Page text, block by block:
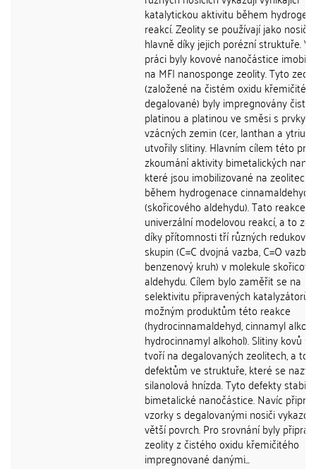
katalytickou aktivitu během
reakcí. Zeolity se používají jako nosiče
hlavně díky jejich porézní struktuře. V
práci byly kovové nanočástice
na MFI nanosponge zeolity. Tyto
(založené na čistém oxidu
degalované) byly impregnovány čistou
platinou a platinou ve směsi s prvky
vzácných zemin (cer, lanthan a
utvořily slitiny. Hlavním cílem této
zkoumání aktivity bimetalických
které jsou imobilizované na zeolitech,
během hydrogenace cinnamaldehydu
(skořicového aldehydu). Tato reakce je
univerzální modelovou reakcí, a to
díky přítomnosti tří různých
skupin (C=C dvojná vazba, C=O vazba
benzenový kruh) v molekule
aldehydu. Cílem bylo zaměřit se na
selektivitu připravených katalyzátorů
možným produktům této reakce
(hydrocinnamaldehyd, cinnamyl
hydrocinnamyl alkohol). Slitiny kovů
tvoří na degalovaných zeolitech, a to
defektům ve struktuře, které se
silanolová hnízda. Tyto defekty
bimetalické nanočástice. Navíc
vzorky s degalovanými nosiči
větší povrch. Pro srovnání byly
zeolity z čistého oxidu křemičitého
impregnované danými...